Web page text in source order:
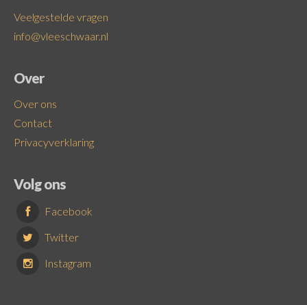
Veelgestelde vragen
info@vleeschwaar.nl
Over
Over ons
Contact
Privacyverklaring
Volg ons
Facebook
Twitter
Instagram